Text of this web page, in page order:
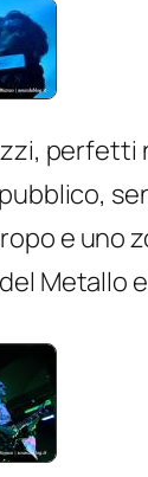
perfetti
e uno
Metallo